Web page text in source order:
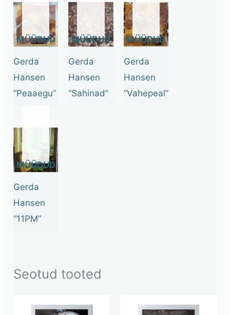
OF
STOCK
Gerda
Hansen
“Peaaegu”
STOCK
Gerda
Hansen
“Sahinad”
STOCK
Gerda
Hansen
“Vahepeal”
STOCK
Gerda
Hansen
“11PM”
Seotud tooted